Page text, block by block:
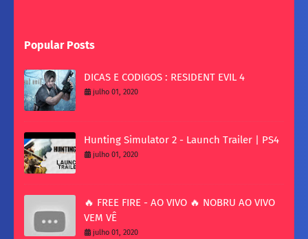
Popular Posts
DICAS E CODIGOS : RESIDENT EVIL 4
julho 01, 2020
Hunting Simulator 2 - Launch Trailer | PS4
julho 01, 2020
🔥 FREE FIRE - AO VIVO 🔥 NOBRU AO VIVO
VEM VÊ
julho 01, 2020